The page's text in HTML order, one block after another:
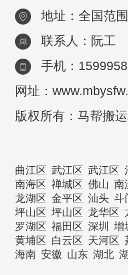
地址：全国范
联系人：阮工
手机：
网址：
版权所有：马帮搬
曲江区 武江区 武江区
南海区 禅城区 佛山 南
龙湖区 金平区 汕头 斗
坪山区 坪山区 龙华区
罗湖区 福田区 深圳 增
黄埔区 白云区 天河区
海南 安徽 山东 湖北